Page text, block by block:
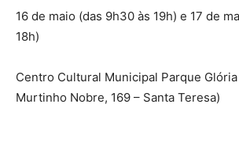
16 de maio (das 9h30 às 19h) e 17 de
18h)
Centro Cultural Municipal Parque Glória
Murtinho Nobre, 169 – Santa Teresa)